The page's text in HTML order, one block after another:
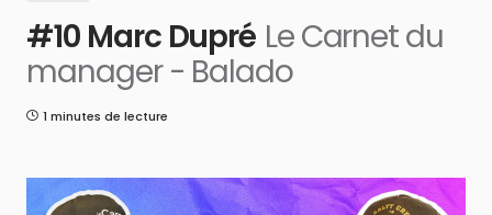
#10 Marc Dupré Le Carnet du
manager - Balado
1 minutes de lecture